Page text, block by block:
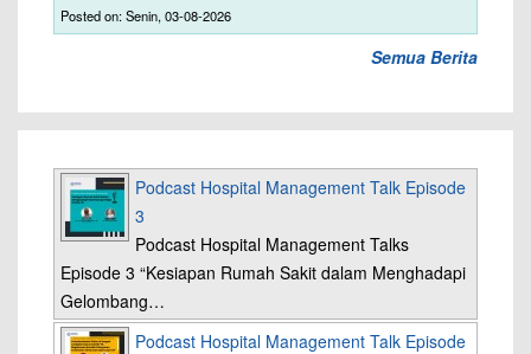
Posted on: Senin, 03-08-2026
Semua Berita
Podcast Hospital Management Talk Episode
3
Podcast Hospital Management Talks
Episode 3 “Kesiapan Rumah Sakit dalam Menghadapi
Gelombang…
Podcast Hospital Management Talk Episode